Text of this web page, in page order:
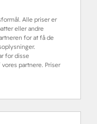
Alle priser er
eller andre
for at få de
for disse
partnere. Priser